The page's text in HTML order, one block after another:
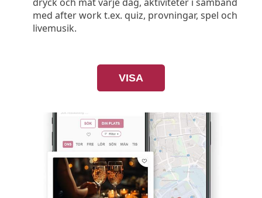
med after work t.ex. quiz, provningar, spel och
livemusik.
VISA